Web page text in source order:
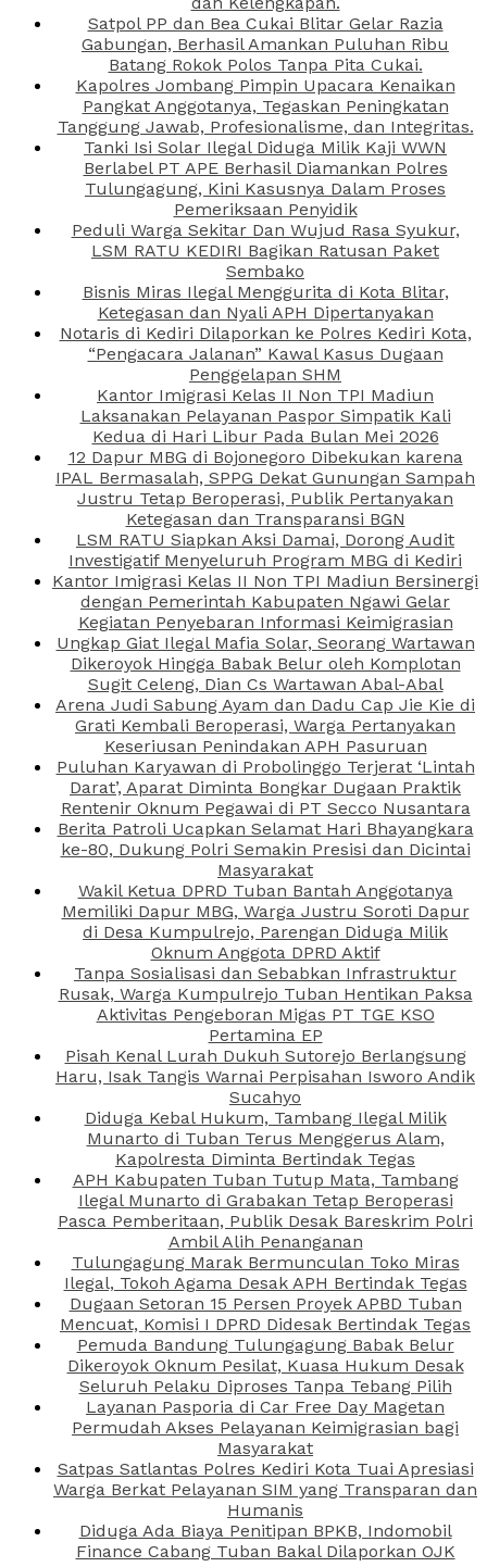
Satpol PP dan Bea Cukai Blitar Gelar Razia
Gabungan, Berhasil Amankan Puluhan Ribu
Batang Rokok Polos Tanpa Pita Cukai.
Kapolres Jombang Pimpin Upacara Kenaikan
Pangkat Anggotanya, Tegaskan Peningkatan
Tanggung Jawab, Profesionalisme, dan Integritas.
Tanki Isi Solar Ilegal Diduga Milik Kaji WWN
Berlabel PT APE Berhasil Diamankan Polres
Tulungagung, Kini Kasusnya Dalam Proses
Pemeriksaan Penyidik
Peduli Warga Sekitar Dan Wujud Rasa Syukur,
LSM RATU KEDIRI Bagikan Ratusan Paket
Sembako
Bisnis Miras Ilegal Menggurita di Kota Blitar,
Ketegasan dan Nyali APH Dipertanyakan
Notaris di Kediri Dilaporkan ke Polres Kediri Kota,
“Pengacara Jalanan” Kawal Kasus Dugaan
Penggelapan SHM
Kantor Imigrasi Kelas II Non TPI Madiun
Laksanakan Pelayanan Paspor Simpatik Kali
Kedua di Hari Libur Pada Bulan Mei 2026
12 Dapur MBG di Bojonegoro Dibekukan karena
IPAL Bermasalah, SPPG Dekat Gunungan Sampah
Justru Tetap Beroperasi, Publik Pertanyakan
Ketegasan dan Transparansi BGN
LSM RATU Siapkan Aksi Damai, Dorong Audit
Investigatif Menyeluruh Program MBG di Kediri
Kantor Imigrasi Kelas II Non TPI Madiun Bersinergi
dengan Pemerintah Kabupaten Ngawi Gelar
Kegiatan Penyebaran Informasi Keimigrasian
Ungkap Giat Ilegal Mafia Solar, Seorang Wartawan
Dikeroyok Hingga Babak Belur oleh Komplotan
Sugit Celeng, Dian Cs Wartawan Abal-Abal
Arena Judi Sabung Ayam dan Dadu Cap Jie Kie di
Grati Kembali Beroperasi, Warga Pertanyakan
Keseriusan Penindakan APH Pasuruan
Puluhan Karyawan di Probolinggo Terjerat ‘Lintah
Darat’, Aparat Diminta Bongkar Dugaan Praktik
Rentenir Oknum Pegawai di PT Secco Nusantara
Berita Patroli Ucapkan Selamat Hari Bhayangkara
ke-80, Dukung Polri Semakin Presisi dan Dicintai
Masyarakat
Wakil Ketua DPRD Tuban Bantah Anggotanya
Memiliki Dapur MBG, Warga Justru Soroti Dapur
di Desa Kumpulrejo, Parengan Diduga Milik
Oknum Anggota DPRD Aktif
Tanpa Sosialisasi dan Sebabkan Infrastruktur
Rusak, Warga Kumpulrejo Tuban Hentikan Paksa
Aktivitas Pengeboran Migas PT TGE KSO
Pertamina EP
Pisah Kenal Lurah Dukuh Sutorejo Berlangsung
Haru, Isak Tangis Warnai Perpisahan Isworo Andik
Sucahyo
Diduga Kebal Hukum, Tambang Ilegal Milik
Munarto di Tuban Terus Menggerus Alam,
Kapolresta Diminta Bertindak Tegas
APH Kabupaten Tuban Tutup Mata, Tambang
Ilegal Munarto di Grabakan Tetap Beroperasi
Pasca Pemberitaan, Publik Desak Bareskrim Polri
Ambil Alih Penanganan
Tulungagung Marak Bermunculan Toko Miras
Ilegal, Tokoh Agama Desak APH Bertindak Tegas
Dugaan Setoran 15 Persen Proyek APBD Tuban
Mencuat, Komisi I DPRD Didesak Bertindak Tegas
Pemuda Bandung Tulungagung Babak Belur
Dikeroyok Oknum Pesilat, Kuasa Hukum Desak
Seluruh Pelaku Diproses Tanpa Tebang Pilih
Layanan Pasporia di Car Free Day Magetan
Permudah Akses Pelayanan Keimigrasian bagi
Masyarakat
Satpas Satlantas Polres Kediri Kota Tuai Apresiasi
Warga Berkat Pelayanan SIM yang Transparan dan
Humanis
Diduga Ada Biaya Penitipan BPKB, Indomobil
Finance Cabang Tuban Bakal Dilaporkan OJK